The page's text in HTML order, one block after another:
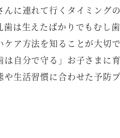
んに連れて行くタイミング
は生えたばかりでもむし
ア方法を知ることが大切で
は自分で守る」お子さまに
や生活習慣に合わせた予防